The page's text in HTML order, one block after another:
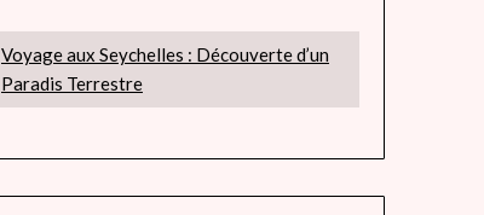
Voyage aux Seychelles : Découverte d’un
Paradis Terrestre